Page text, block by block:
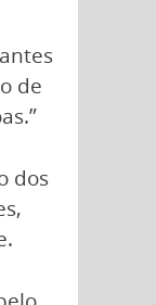
de
dos